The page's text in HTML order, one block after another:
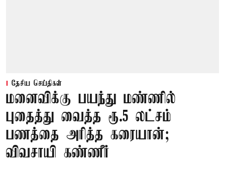
தேசிய செய்திகள்
மனைவிக்கு பயந்து மண்ணில்
புதைத்து வைத்த ரூ.5 லட்சம்
பணத்தை அரித்த கரையான்;
விவசாயி கண்ணீர்